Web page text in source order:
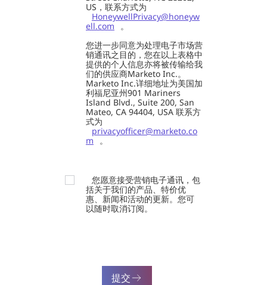
US，联系方式为
HoneywellPrivacy@honeyw
ell.com
。
您进一步同意为处理电子市场营
销通讯之目的，您在以上表格中
提供的个人信息亦将被传输给我
们的供应商Marketo Inc.。
Marketo Inc.详细地址为美国加
利福尼亚州901 Mariners
Island Blvd., Suite 200, San
Mateo, CA 94404, USA 联系方
式为
privacyofficer@marketo.co
m 。
您愿意接受营销电子通讯，包
括关于我们的产品、特价优
惠、新闻和活动的更新。您可
以随时取消订阅。
提交